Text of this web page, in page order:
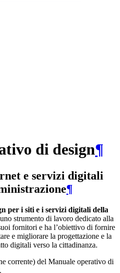
di design¶
e servizi digitali
¶
per i siti e i servizi digitali della
strumento di lavoro dedicato alla
fornitori e ha l’obiettivo di fornire
e migliorare la progettazione e la
digitali verso la cittadinanza.
corrente) del Manuale operativo di
.